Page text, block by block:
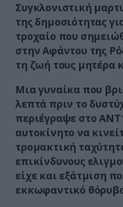
Συγκλονιστική
της δημοσιότητας
τροχαίο που
στην Αφάντου της
τη ζωή τους μητέρα
Μια γυναίκα που
λεπτά πριν το
περιέγραψε στο
αυτοκίνητο να
τρομακτική
επικίνδυνους
είχε και εξάτμιση
εκκωφαντικό